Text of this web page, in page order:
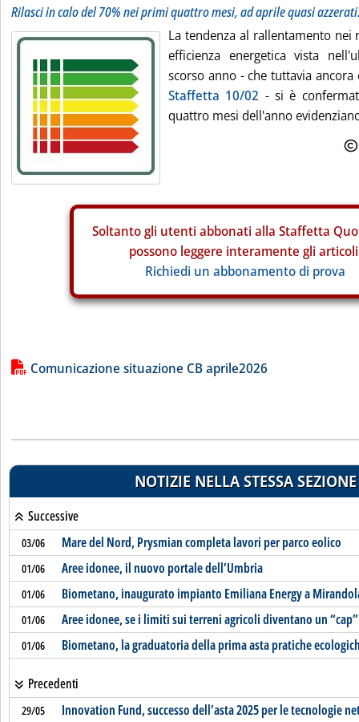
Rilasci in calo del 70% nei primi quattro mesi, ad aprile quasi
La tendenza al rallentamento
efficienza energetica vista
scorso anno - che tuttavia
Staffetta 10/02 - si è
quattro mesi dell'anno
Soltanto gli utenti abbonati alla Staffetta
possono leggere interamente gli
Richiedi un abbonamento di prova
Lista allegati PDF alla notizia
Comunicazione situazione CB aprile2026
NOTIZIE NELLA STESSA SEZIONE
Successive
03/06 Mare del Nord, Prysmian completa lavori per parco eolico
01/06 Aree idonee, il nuovo portale dell’Umbria
01/06 Biometano, inaugurato impianto Emiliana Energy a
01/06 Aree idonee, se i limiti sui terreni agricoli diventano un “cap”
01/06 Biometano, la graduatoria della prima asta pratiche
Precedenti
29/05 Innovation Fund, successo dell’asta 2025 per le tecnologie